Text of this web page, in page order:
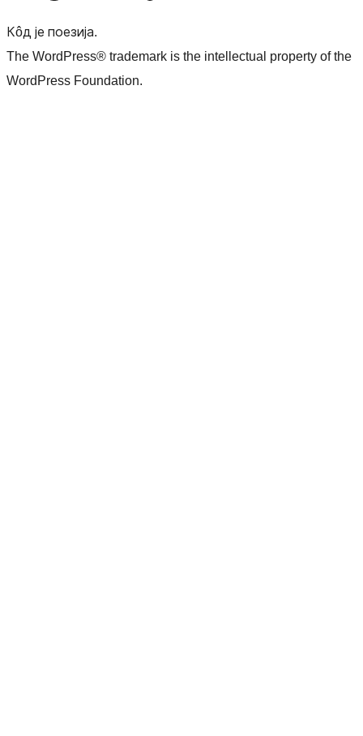
Кôд је поезија.
The WordPress® trademark is the intellectual property of the
WordPress Foundation.